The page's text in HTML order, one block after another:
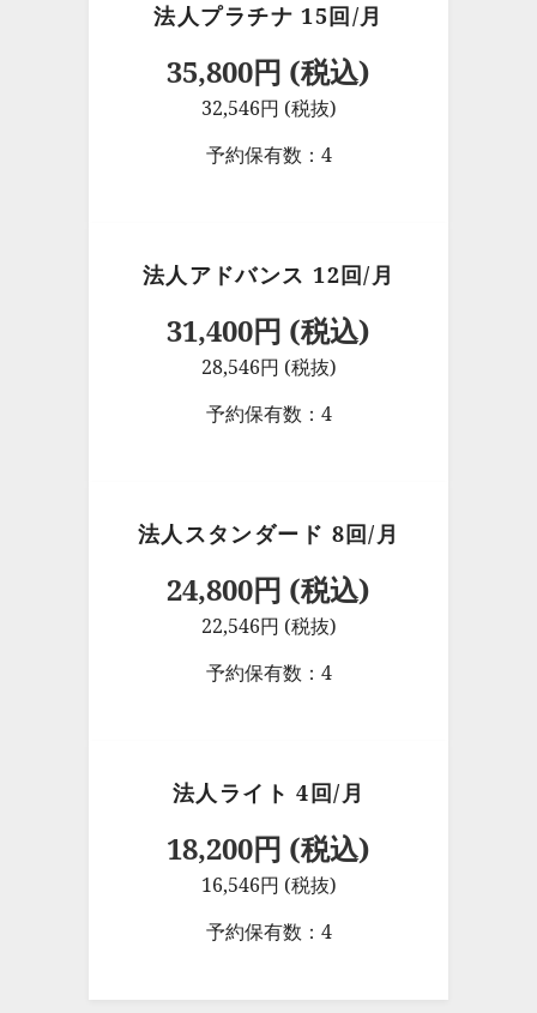
法人プラチナ 15回/月
35,800円 (税込)
32,546円 (税抜)
予約保有数：4
法人アドバンス 12回/月
31,400円 (税込)
28,546円 (税抜)
予約保有数：4
法人スタンダード 8回/月
24,800円 (税込)
22,546円 (税抜)
予約保有数：4
法人ライト 4回/月
18,200円 (税込)
16,546円 (税抜)
予約保有数：4